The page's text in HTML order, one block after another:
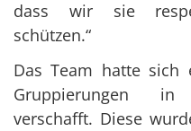
dass wir sie
schützen.“
Das Team hatte sich
Gruppierungen
verschafft. Diese